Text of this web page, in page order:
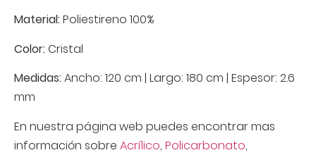
Material:Poliestireno 100%
Color:Cristal
Medidas:Ancho: 120 cm | Largo: 180 cm | Espesor: 2.6
mm
En nuestra página web puedes encontrar mas
información sobre Acrílico, Policarbonato,